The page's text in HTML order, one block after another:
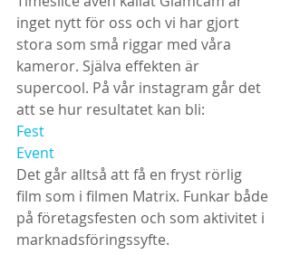
inget nytt för oss och vi har gjort
stora som små riggar med våra
kameror. Själva effekten är
supercool. På vår instagram går det
att se hur resultatet kan bli:
Fest
Event
Det går alltså att få en fryst rörlig
film som i filmen Matrix. Funkar både
på företagsfesten och som aktivitet i
marknadsföringssyfte.